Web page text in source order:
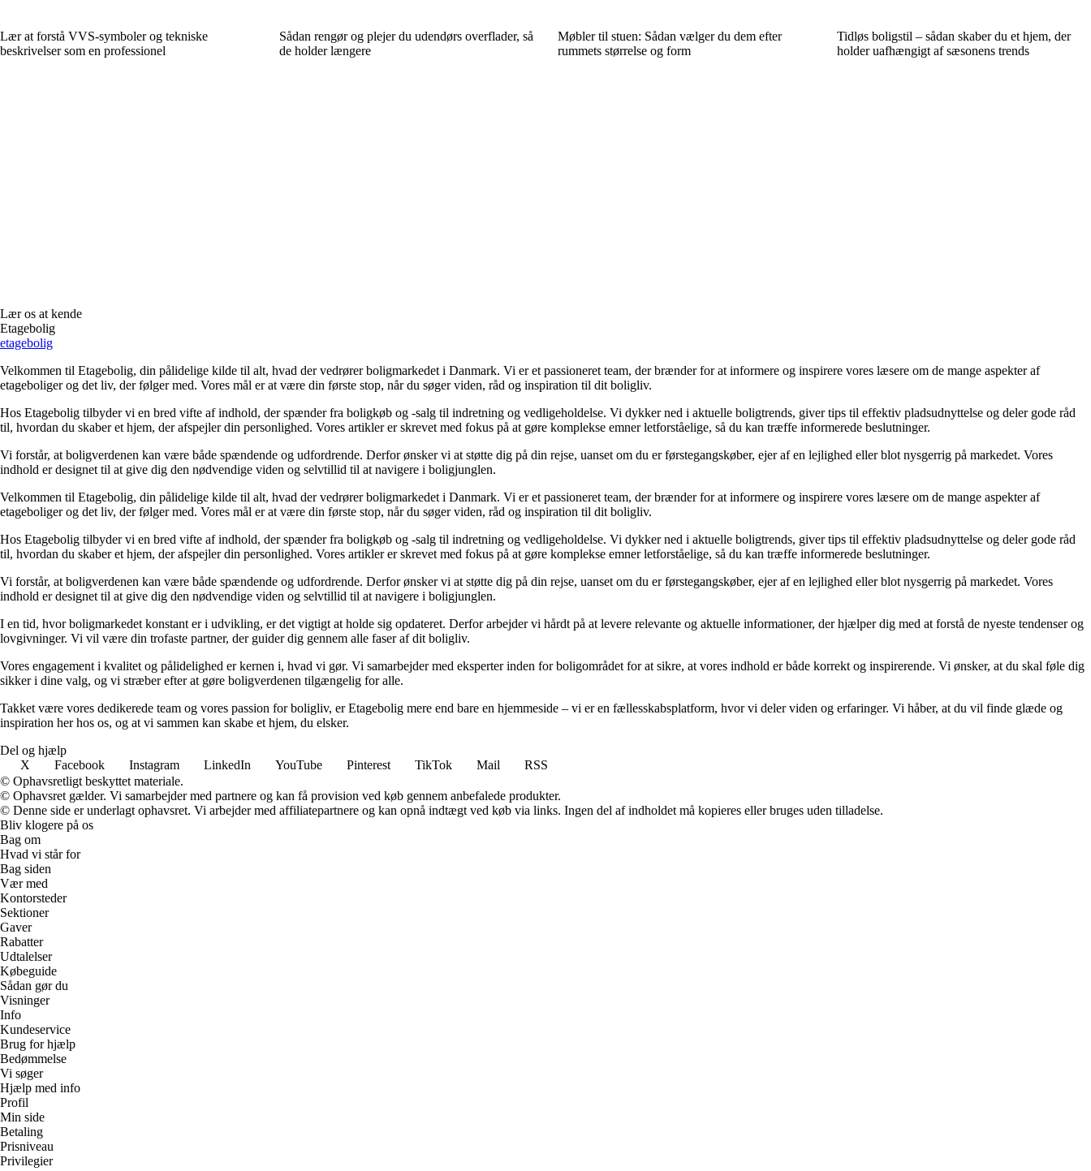
Lær at forstå VVS-symboler og tekniske
beskrivelser som en professionel
Sådan rengør og plejer du udendørs overflader, så
de holder længere
Møbler til stuen: Sådan vælger du dem efter
rummets størrelse og form
Tidløs boligstil – sådan skaber du et hjem, der
holder uafhængigt af sæsonens trends
Lær os at kende
Etagebolig
etagebolig
Velkommen til Etagebolig, din pålidelige kilde til alt, hvad der vedrører boligmarkedet i Danmark. Vi er et passioneret team, der brænder for at informere og inspirere vores læsere om de mange aspekter af
etageboliger og det liv, der følger med. Vores mål er at være din første stop, når du søger viden, råd og inspiration til dit boligliv.
Hos Etagebolig tilbyder vi en bred vifte af indhold, der spænder fra boligkøb og -salg til indretning og vedligeholdelse. Vi dykker ned i aktuelle boligtrends, giver tips til effektiv pladsudnyttelse og deler gode råd
til, hvordan du skaber et hjem, der afspejler din personlighed. Vores artikler er skrevet med fokus på at gøre komplekse emner letforståelige, så du kan træffe informerede beslutninger.
Vi forstår, at boligverdenen kan være både spændende og udfordrende. Derfor ønsker vi at støtte dig på din rejse, uanset om du er førstegangskøber, ejer af en lejlighed eller blot nysgerrig på markedet. Vores
indhold er designet til at give dig den nødvendige viden og selvtillid til at navigere i boligjunglen.
Velkommen til Etagebolig, din pålidelige kilde til alt, hvad der vedrører boligmarkedet i Danmark. Vi er et passioneret team, der brænder for at informere og inspirere vores læsere om de mange aspekter af
etageboliger og det liv, der følger med. Vores mål er at være din første stop, når du søger viden, råd og inspiration til dit boligliv.
Hos Etagebolig tilbyder vi en bred vifte af indhold, der spænder fra boligkøb og -salg til indretning og vedligeholdelse. Vi dykker ned i aktuelle boligtrends, giver tips til effektiv pladsudnyttelse og deler gode råd
til, hvordan du skaber et hjem, der afspejler din personlighed. Vores artikler er skrevet med fokus på at gøre komplekse emner letforståelige, så du kan træffe informerede beslutninger.
Vi forstår, at boligverdenen kan være både spændende og udfordrende. Derfor ønsker vi at støtte dig på din rejse, uanset om du er førstegangskøber, ejer af en lejlighed eller blot nysgerrig på markedet. Vores
indhold er designet til at give dig den nødvendige viden og selvtillid til at navigere i boligjunglen.
I en tid, hvor boligmarkedet konstant er i udvikling, er det vigtigt at holde sig opdateret. Derfor arbejder vi hårdt på at levere relevante og aktuelle informationer, der hjælper dig med at forstå de nyeste tendenser og
lovgivninger. Vi vil være din trofaste partner, der guider dig gennem alle faser af dit boligliv.
Vores engagement i kvalitet og pålidelighed er kernen i, hvad vi gør. Vi samarbejder med eksperter inden for boligområdet for at sikre, at vores indhold er både korrekt og inspirerende. Vi ønsker, at du skal føle dig
sikker i dine valg, og vi stræber efter at gøre boligverdenen tilgængelig for alle.
Takket være vores dedikerede team og vores passion for boligliv, er Etagebolig mere end bare en hjemmeside – vi er en fællesskabsplatform, hvor vi deler viden og erfaringer. Vi håber, at du vil finde glæde og
inspiration her hos os, og at vi sammen kan skabe et hjem, du elsker.
Del og hjælp
X
Facebook Instagram LinkedIn YouTube Pinterest TikTok Mail
RSS
© Ophavsretligt beskyttet materiale.
© Ophavsret gælder. Vi samarbejder med partnere og kan få provision ved køb gennem anbefalede produkter.
© Denne side er underlagt ophavsret. Vi arbejder med affiliatepartnere og kan opnå indtægt ved køb via links. Ingen del af indholdet må kopieres eller bruges uden tilladelse.
Bliv klogere på os
Bag om
Hvad vi står for
Bag siden
Vær med
Kontorsteder
Sektioner
Gaver
Rabatter
Udtalelser
Købeguide
Sådan gør du
Visninger
Info
Kundeservice
Brug for hjælp
Bedømmelse
Vi søger
Hjælp med info
Profil
Min side
Betaling
Prisniveau
Privilegier